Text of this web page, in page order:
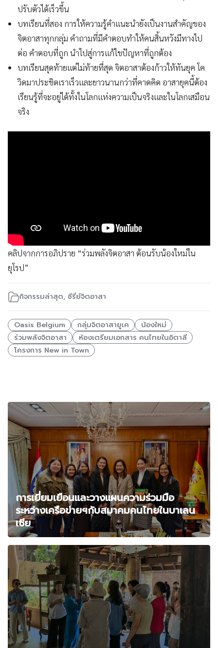
ปรับตัวได้เร็วขึ้น
บทเรียนที่สอง การให้ความรู้คำแนะนำยังเป็นงานสำคัญของ
จิตอาสาทุกกลุ่ม คำถามที่มีคำตอบทำให้คนสิ้นหวังมีทางไป
ต่อ คำตอบที่ถูก นำไปสู่การแก้ไขปัญหาที่ถูกต้อง
บทเรียนสุดท้ายแต่ไม่ท้ายที่สุด จิตอาสาต้องก้าวให้ทันยุค โค
วิดมาประชิดเราเร็วและยาวนานกว่าที่คาดคิด อาสายุคนี้ต้อง
เรียนรู้ที่จะอยู่ได้ทั้งในโลกแห่งความเป็นจริงและในโลกเสมือน
จริง
คลิปจากการอภิปราย “ร่วมพลังจิตอาสา ต้อนรับน้องใหม่ใน
ยุโรป”
กิจกรรมล่าสุด, ซีรี่ย์จิตอาสา
Oasis Belgium กลุ่มจิตอาสายูเค
น้องใหม่
ร่วมพลังจิตอาสา
ห้องเตรียมเอกสาร คนไทยในอิตาลี
โครงการ New in Town
การเยี่ยมเยือนและวางแผนความร่วมมือ
ระหว่างเครือข่ายฯกับสมาคมคนไทยในบาเลน
เซีย